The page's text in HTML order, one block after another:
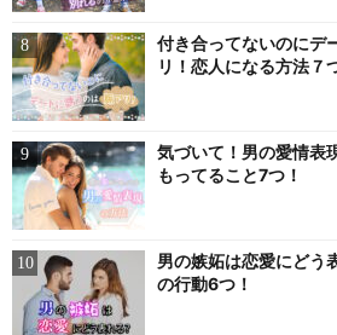
付き合ってないのにデ
リ！恋人になる方法７
気づいて！男の愛情表
もってること7つ！
男の嫉妬は恋愛にどう
の行動6つ！